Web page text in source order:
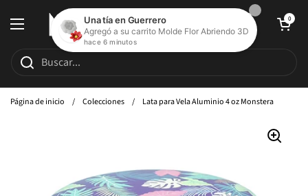
Abrir menú
Abrir carrito de
0
Página de inicio / Colecciones / Lata para Vela Aluminio 4 oz Monstera